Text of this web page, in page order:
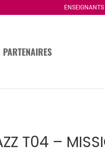
ENSEIGNANTS
PARTENAIRES
T04 –